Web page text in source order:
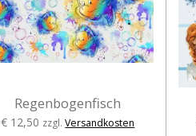
Regenbogenfisch
€ 12,50 zzgl.Versandkosten